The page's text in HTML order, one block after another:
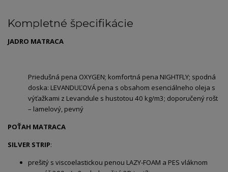
Kompletné špecifikácie
JADRO MATRACA
Priedušná pena OXYGEN; komfortná pena NIGHTFLY; spodná
doska: LEVANDUĽOVÁ pena s obsahom esenciálneho oleja s
výťažkami z Levandule s hustotou 40 kg/m3; doporučený rošt
– lamelový, pevný
POŤAH MATRACA
SILVER STRIP:
prešitý s viscoelastickou penou LAZY-FOAM a PES vláknom